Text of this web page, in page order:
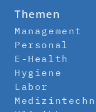
Themen
Management
Personal
E-Health
Hygiene
Labor